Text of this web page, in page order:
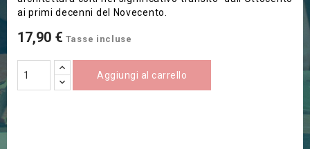
ai primi decenni del Novecento.
17,90 € Tasse incluse
Aggiungi al carrello